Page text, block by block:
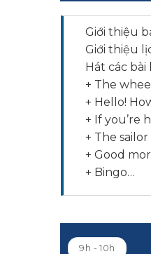
Giới thiệu
Giới thiệu
Hát các
+ The
+ Hello!
+ If you’re
+ The sailor
+ Good
+ Bingo…
9h - 10h